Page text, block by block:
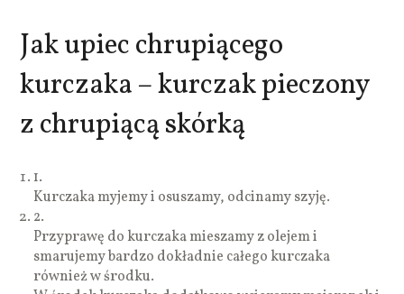
Jak upiec chrupiącego
kurczaka – kurczak pieczony
z chrupiącą skórką
1.
Kurczaka myjemy i osuszamy, odcinamy szyję.
2.
Przyprawę do kurczaka mieszamy z olejem i
smarujemy bardzo dokładnie całego kurczaka
również w środku.